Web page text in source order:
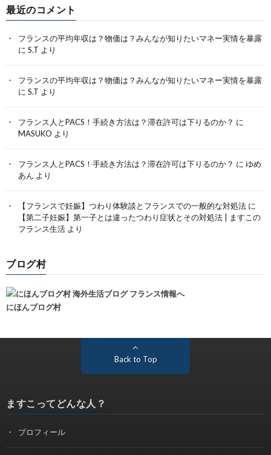
最近のコメント
フランスの平均年収は？物価は？みんなが知りたいマネー実情を暴露
に S.T より
フランスの平均年収は？物価は？みんなが知りたいマネー実情を暴露
に S.T より
フランス人とPACS！手続き方法は？滞在許可は下りるのか？ に
MASUKO より
フランス人とPACS！手続き方法は？滞在許可は下りるのか？ に ゆめ
あん より
【フランスで妊娠】つわり体験談とフランスでの一般的な対処法 に
【第二子妊娠】第一子とは違ったつわり症状とその対処法 | ますこの
フランス生活 より
ブログ村
にほんブログ村
Back to Top
ますこってどんな人？
プロフィール